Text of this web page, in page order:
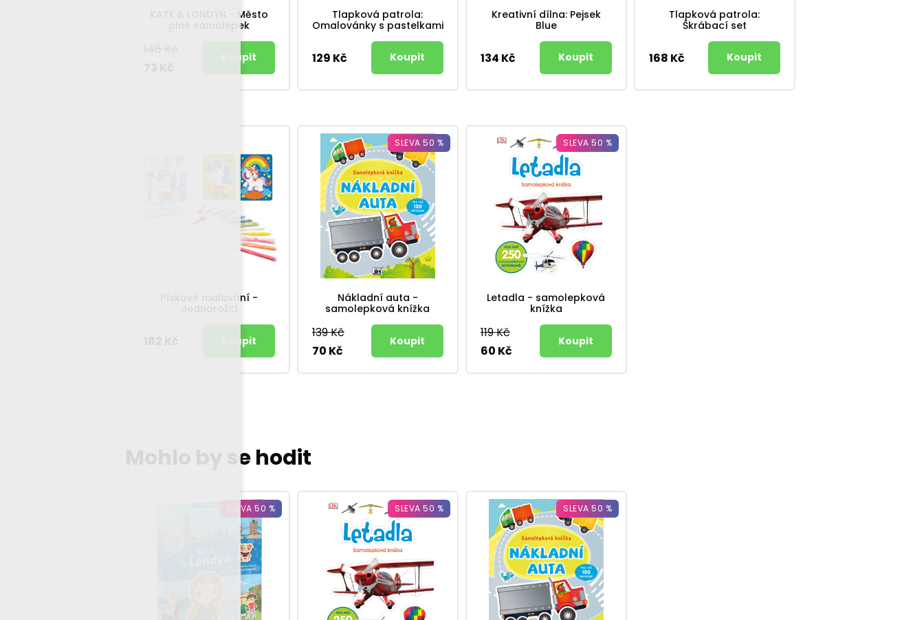
KATE & LONDÝN - Město
plné samolepek
Tlapková patrola:
Omalovánky s pastelkami
129 Kč
Kreativní dílna: Pejsek
Blue
134 Kč
Tlapková patrola:
Škrábací set
168 Kč
Pískové malování -
SLEVA 50 %
Nákladní auta -
samolepková knížka
139 Kč
70 Kč
SLEVA 50 %
Letadla - samolepková
knížka
119 Kč
60 Kč
Mohlo by se hodit
SLEVA 50 % SLEVA 50 % SLEVA 50 %